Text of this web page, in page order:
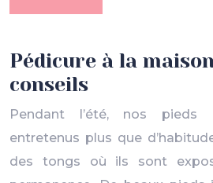
Pédicure à la
conseils
Pendant l’été, nos pieds
entretenus plus que
des tongs où ils sont